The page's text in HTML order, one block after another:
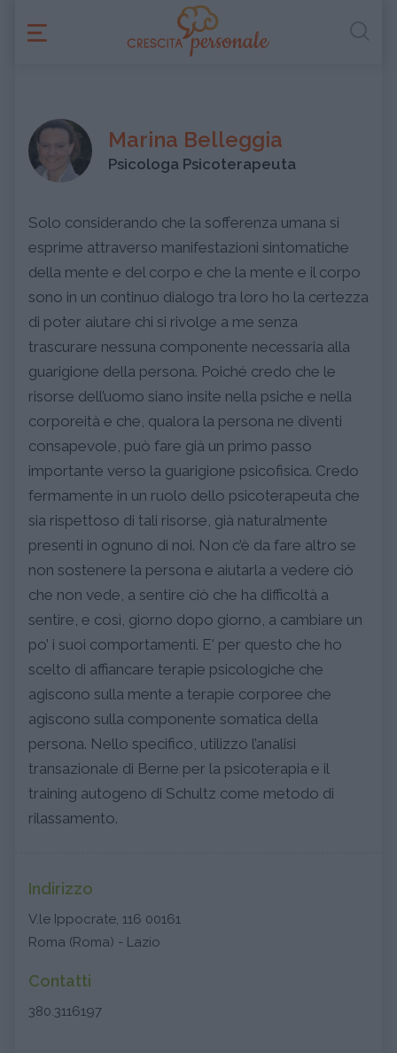
Marina Belleggia
Psicologa Psicoterapeuta
Solo considerando che la sofferenza umana si
esprime attraverso manifestazioni sintomatiche
della mente e del corpo e che la mente e il corpo
sono in un continuo dialogo tra loro ho la certezza
di poter aiutare chi si rivolge a me senza
trascurare nessuna componente necessaria alla
guarigione della persona. Poiché credo che le
risorse dell’uomo siano insite nella psiche e nella
corporeità e che, qualora la persona ne diventi
consapevole, può fare già un primo passo
importante verso la guarigione psicofisica. Credo
fermamente in un ruolo dello psicoterapeuta che
sia rispettoso di tali risorse, già naturalmente
presenti in ognuno di noi. Non c’è da fare altro se
non sostenere la persona e aiutarla a vedere ciò
che non vede, a sentire ciò che ha difficoltà a
sentire, e così, giorno dopo giorno, a cambiare un
po’ i suoi comportamenti. E' per questo che ho
scelto di affiancare terapie psicologiche che
agiscono sulla mente a terapie corporee che
agiscono sulla componente somatica della
persona. Nello specifico, utilizzo l’analisi
transazionale di Berne per la psicoterapia e il
training autogeno di Schultz come metodo di
rilassamento.
Indirizzo
V.le Ippocrate, 116 00161
Roma (Roma) - Lazio
Contatti
380.3116197